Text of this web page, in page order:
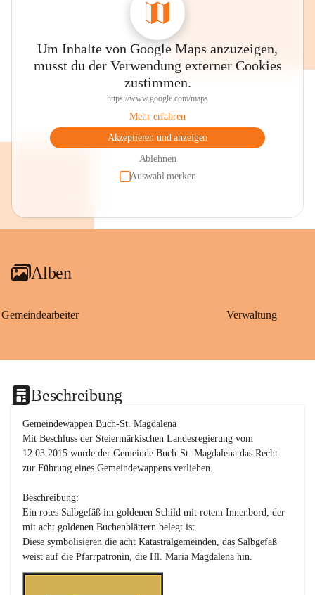
Um Inhalte von Google Maps anzuzeigen,
musst du der Verwendung externer Cookies
zustimmen.
https://www.google.com/maps
Mehr erfahren
Akzeptieren und anzeigen
Ablehnen
Auswahl merken
Alben
Gemeindearbeiter Verwaltung
Beschreibung
Gemeindewappen Buch-St. Magdalena
Mit Beschluss der Steiermärkischen Landesregierung vom
12.03.2015 wurde der Gemeinde Buch-St. Magdalena das Recht
zur Führung eines Gemeindewappens verliehen.
Beschreibung:
Ein rotes Salbgefäß im goldenen Schild mit rotem Innenbord, der
mit acht goldenen Buchenblättern belegt ist.
Diese symbolisieren die acht Katastralgemeinden, das Salbgefäß